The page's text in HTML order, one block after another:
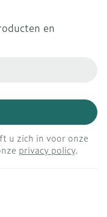
en
u zich in voor onze
privacy policy.